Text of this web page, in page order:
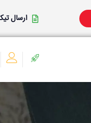
ارسال